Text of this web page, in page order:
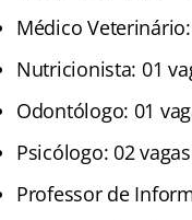
Médico Veterinário:
Nutricionista: 01
Odontólogo: 01
Psicólogo: 02 vagas
Professor de